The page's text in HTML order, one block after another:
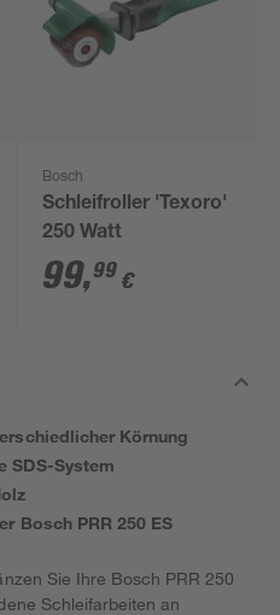
Bosch
Schleifroller 'Texoro'
250 Watt
99,99 €
Körnung
SDS-System
Bosch PRR 250 ES
Sie Ihre Bosch PRR 250
Schleifarbeiten an